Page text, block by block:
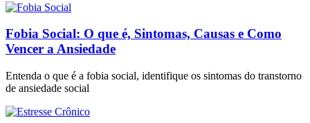
Fobia Social: O que é, Sintomas, Causas e Como
Vencer a Ansiedade
Entenda o que é a fobia social, identifique os sintomas do transtorno
de ansiedade social